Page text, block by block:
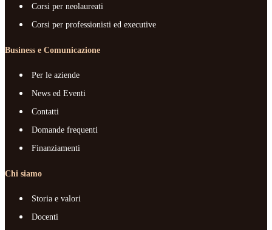
Corsi per neolaureati
Corsi per professionisti ed executive
Business e Comunicazione
Per le aziende
News ed Eventi
Contatti
Domande frequenti
Finanziamenti
Chi siamo
Storia e valori
Docenti